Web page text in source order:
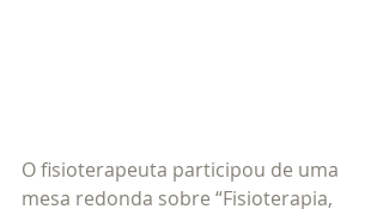
O fisioterapeuta participou de uma
mesa redonda sobre “Fisioterapia,